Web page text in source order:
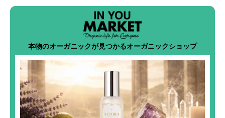
本物のオーガニックが見つかるオーガニックショップ